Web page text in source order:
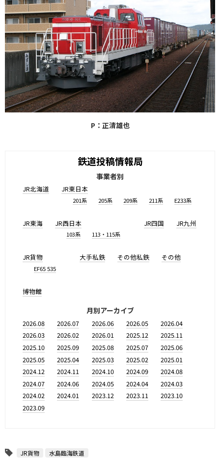
P：正清雄也
鉄道投稿情報局
事業者別
JR北海道 JR東日本
201系 205系 209系 211系 E233系
JR東海 JR西日本
103系 113・115系
JR四国 JR九州
JR貨物
EF65 535
大手私鉄 その他私鉄 その他
博物館
月別アーカイブ
2026.08 2026.07 2026.06 2026.05
2026.04
2026.03
2026.02 2026.01 2025.12
2025.11
2025.10
2025.09 2025.08 2025.07
2025.06
2025.05
2025.04 2025.03 2025.02
2025.01
2024.12
2024.11 2024.10 2024.09
2024.08
2024.07
2024.06 2024.05 2024.04
2024.03
2024.02
2024.01 2023.12 2023.11
2023.10
2023.09
JR貨物 水島臨海鉄道